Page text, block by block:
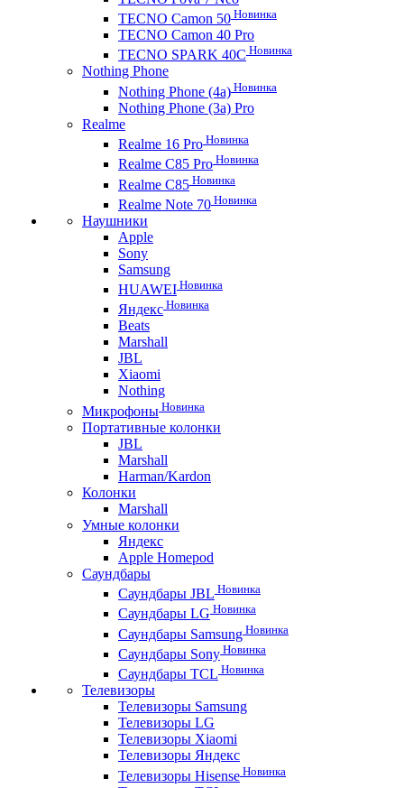
TECNO Camon 50 Новинка
TECNO Camon 40 Pro
TECNO SPARK 40C Новинка
Nothing Phone
Nothing Phone (4a) Новинка
Nothing Phone (3a) Pro
Realme
Realme 16 Pro Новинка
Realme C85 Pro Новинка
Realme C85 Новинка
Realme Note 70 Новинка
Наушники
Apple
Sony
Samsung
HUAWEI Новинка
Яндекс Новинка
Beats
Marshall
JBL
Xiaomi
Nothing
Микрофоны Новинка
Портативные колонки
JBL
Marshall
Harman/Kardon
Колонки
Marshall
Умные колонки
Яндекс
Apple Homepod
Саундбары
Саундбары JBL Новинка
Саундбары LG Новинка
Саундбары Samsung Новинка
Саундбары Sony Новинка
Саундбары TCL Новинка
Телевизоры
Телевизоры Samsung
Телевизоры LG
Телевизоры Xiaomi
Телевизоры Яндекс
Телевизоры Hisense Новинка